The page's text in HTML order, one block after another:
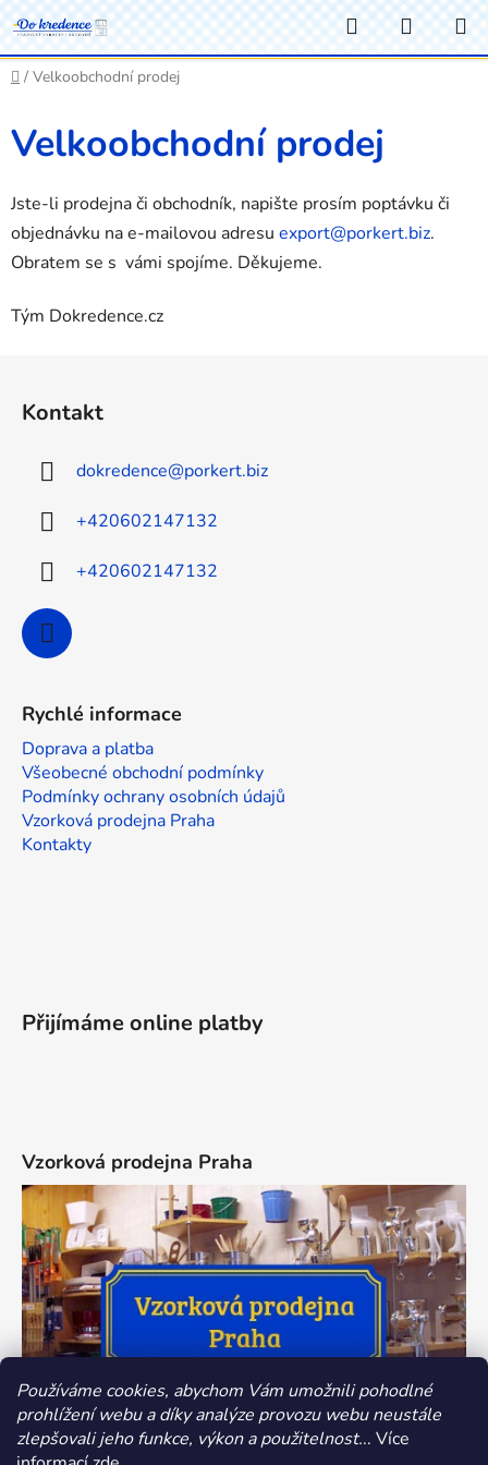
Používáme cookies, abychom Vám umožnili pohodlné
prohlížení webu a díky analýze provozu webu neustále
zlepšovali jeho funkce, výkon a použitelnost... Více
Přejít
na
obsah
Hledat
KOŠÍK
Domů
/ Velkoobchodní prodej
Velkoobchodní prodej
Jste-li prodejna či obchodník, napište prosím poptávku či
objednávku na e-mailovou adresu export@porkert.biz.
Obratem se s vámi spojíme. Děkujeme.
Tým Dokredence.cz
Kontakt
dokredence@porkert.biz
+420602147132
+420602147132
Rychlé informace
Doprava a platba
Všeobecné obchodní podmínky
Podmínky ochrany osobních údajů
Vzorková prodejna Praha
Kontakty
Přijímáme online platby
Vzorková prodejna Praha